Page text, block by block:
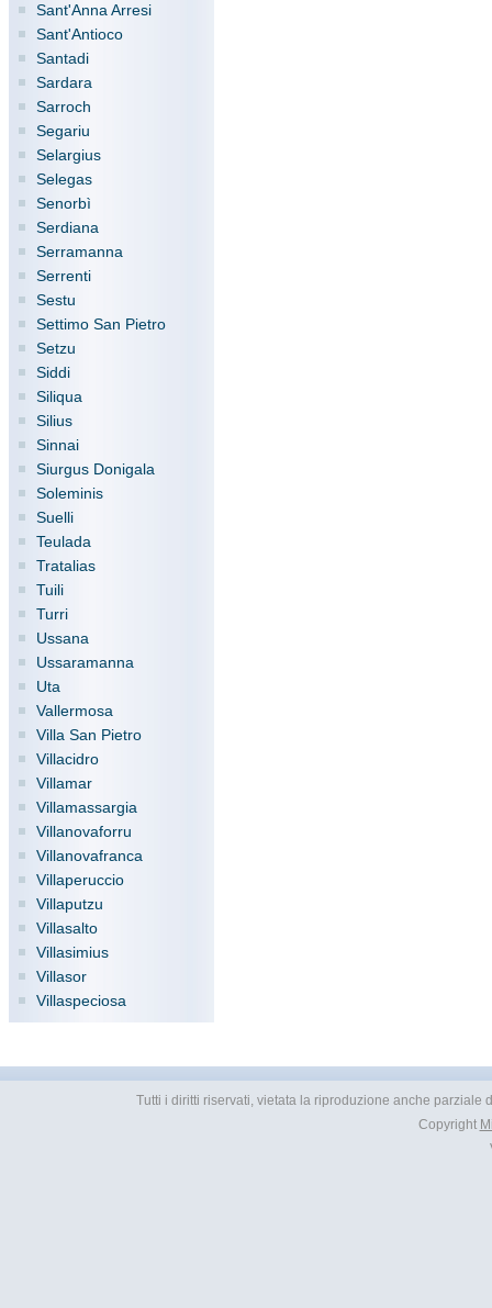
Sant'Anna Arresi
Sant'Antioco
Santadi
Sardara
Sarroch
Segariu
Selargius
Selegas
Senorbì
Serdiana
Serramanna
Serrenti
Sestu
Settimo San Pietro
Setzu
Siddi
Siliqua
Silius
Sinnai
Siurgus Donigala
Soleminis
Suelli
Teulada
Tratalias
Tuili
Turri
Ussana
Ussaramanna
Uta
Vallermosa
Villa San Pietro
Villacidro
Villamar
Villamassargia
Villanovaforru
Villanovafranca
Villaperuccio
Villaputzu
Villasalto
Villasimius
Villasor
Villaspeciosa
Tutti i diritti riservati, vietata la riproduzione anche
Copyright